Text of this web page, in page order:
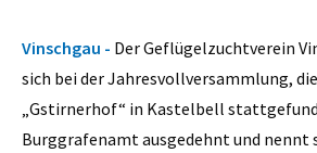
Vinschgau - Der Geflügelzuchtverein
sich bei der Jahresvollversammlung,
„Gstirnerhof“ in Kastelbell
Burggrafenamt ausgedehnt und nennt